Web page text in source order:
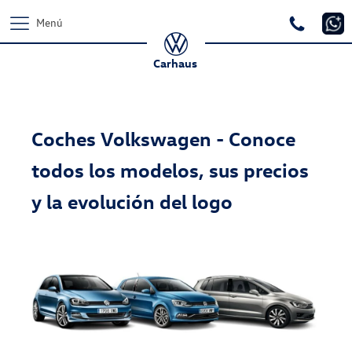
Menú
Carhaus
Coches Volkswagen - Conoce
todos los modelos, sus precios
y la evolución del logo